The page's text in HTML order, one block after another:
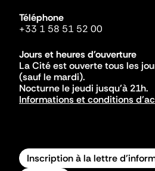
Téléphone
+33 1 58 51 52 00
Jours et heures d'ouverture
La Cité est ouverte tous les
(sauf le mardi).
Nocturne le jeudi jusqu'à 21h.
Informations et conditions
Inscription à la lettre